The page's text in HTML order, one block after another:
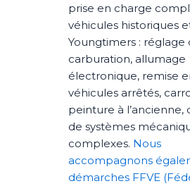
prise en charge
véhicules historiques
Youngtimers : réglage
carburation, allumage
électronique, remise
véhicules arrêtés,
peinture à l’ancienne,
de systèmes
complexes. Nous
accompagnons
démarches FFVE